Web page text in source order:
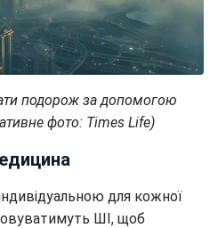
подорож за допомогою
фото: Times Life)
для кожної
ШІ, щоб